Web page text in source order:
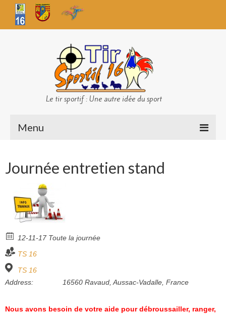
Le tir sportif : Une autre idée du sport
Menu
Sécurité
Challenges TS 16
Bilan des championnats
Bénévoles
Vidéos
Boutique
Journée entretien stand
12-11-17 Toute la journée
TS 16
TS 16
Address:
16560 Ravaud, Aussac-Vadalle, France
Nous avons besoin de votre aide pour débroussailler, ranger,